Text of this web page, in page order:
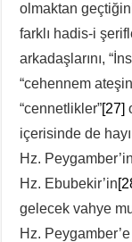
olmaktan
farklı hadis-i
arkadaşlarını,
“cehennem
“cennetlikler”[27]
içerisinde de
Hz.
Hz. Ebubekir’in
gelecek vahye
Hz.